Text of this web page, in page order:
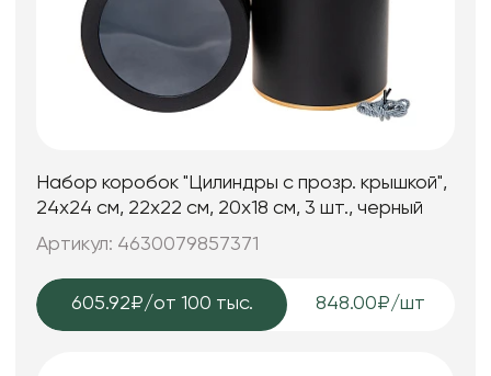
Набор коробок "Цилиндры с прозр. крышкой",
24х24 см, 22х22 см, 20х18 см, 3 шт., черный
Артикул: 4630079857371
605.92₽/от 100 тыс. 848.00₽/шт